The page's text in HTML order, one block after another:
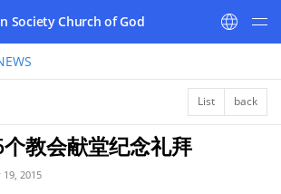
Society Church of God
List back
教会献堂纪念礼拜
19, 2015